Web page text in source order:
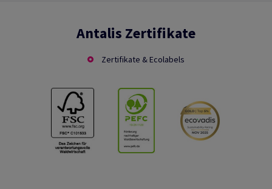
Antalis Zertifikate
Zertifikate & Ecolabels